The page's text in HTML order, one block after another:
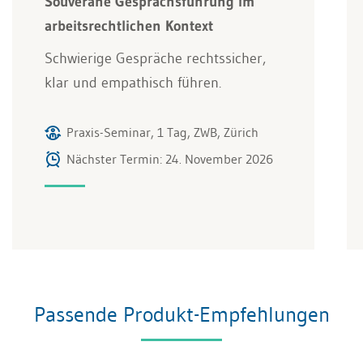
arbeitsrechtlichen Kontext
Schwierige Gespräche rechtssicher,
klar und empathisch führen.
Praxis-Seminar, 1 Tag, ZWB, Zürich
Nächster Termin: 24. November 2026
Passende Produkt-Empfehlungen